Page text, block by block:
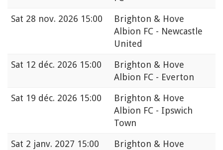
Sat 28 nov. 2026 15:00
Brighton & Hove
Albion FC - Newcastle
United
Sat 12 déc. 2026 15:00
Brighton & Hove
Albion FC - Everton
Sat 19 déc. 2026 15:00
Brighton & Hove
Albion FC - Ipswich
Town
Sat 2 janv. 2027 15:00
Brighton & Hove